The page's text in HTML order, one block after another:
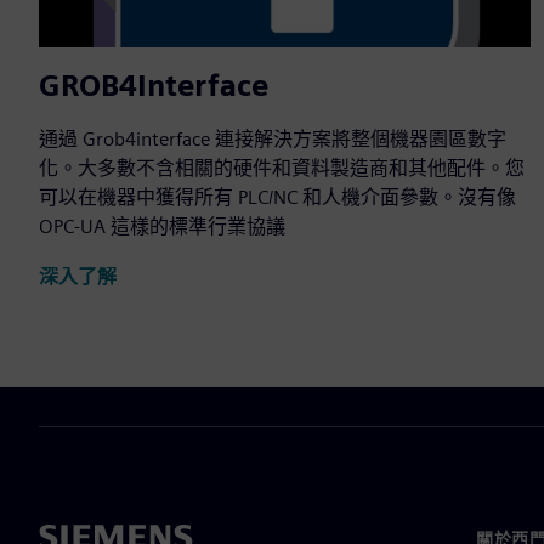
GROB4Interface
通過 Grob4interface 連接解決方案將整個機器園區數字
化。大多數不含相關的硬件和資料製造商和其他配件。您
可以在機器中獲得所有 PLC/NC 和人機介面參數。沒有像
OPC-UA 這樣的標準行業協議
深入了解
關於西